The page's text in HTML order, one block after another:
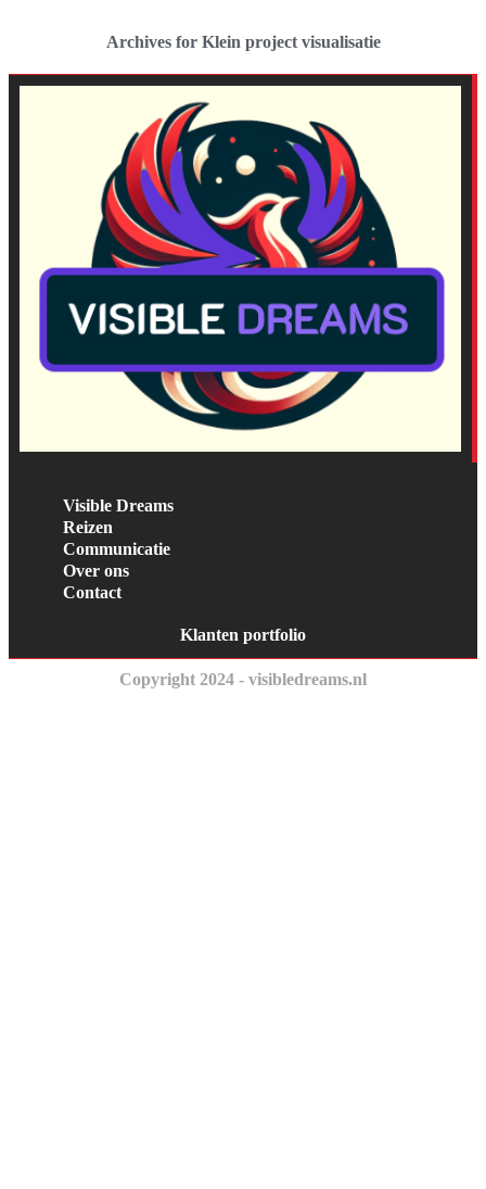
Archives for Klein project visualisatie
Visible Dreams
Reizen
Communicatie
Over ons
Contact
Klanten portfolio
Copyright 2024 - visibledreams.nl